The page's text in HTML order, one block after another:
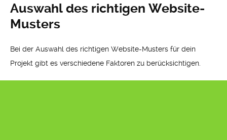
Auswahl des richtigen Website-
Musters
Bei der Auswahl des richtigen Website-Musters für dein
Projekt gibt es verschiedene Faktoren zu berücksichtigen.